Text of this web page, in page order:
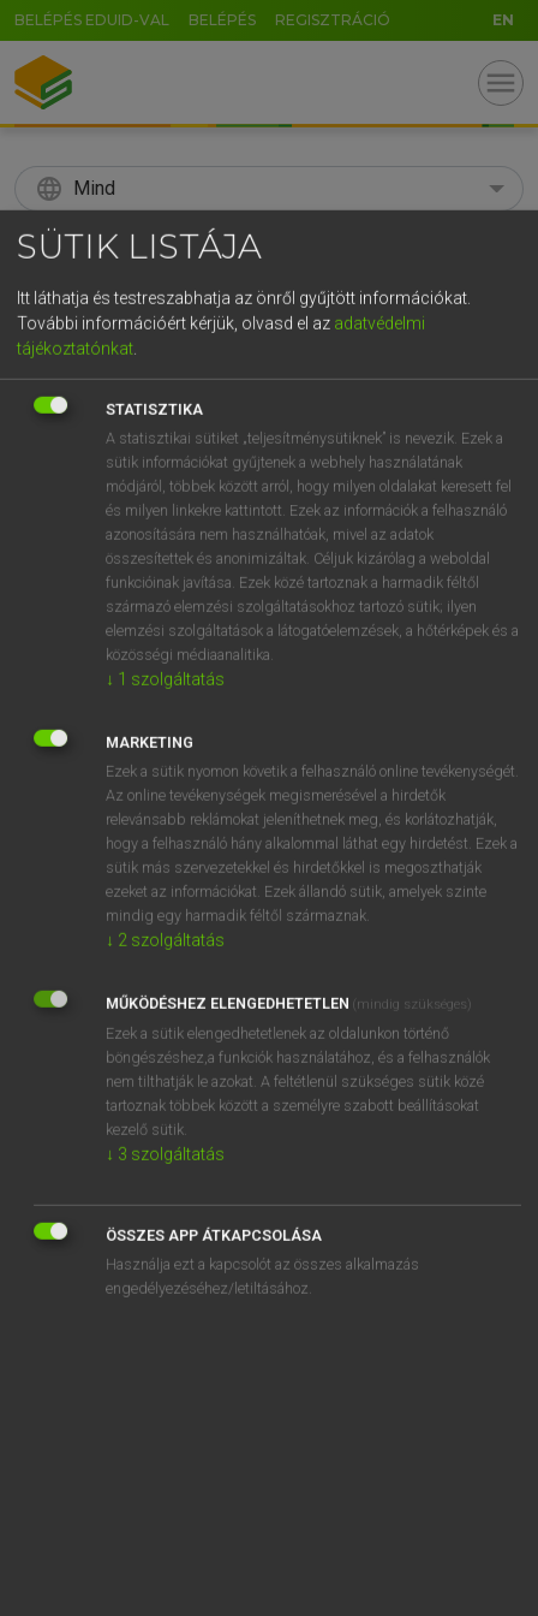
BELÉPÉS EDUID-VAL BELÉPÉS REGISZTRÁCIÓ EN
menu
language Mind
search
KERESÉS
Díjmentes angol szótár
tagdíjfizetésfn payment of
dues/subscription/membership fee
⚲ tagdíjfizetéskeresése szótárainkban
DÍJMENTES ANGOL SZÓTÁR
tagbaszakadt
tagdíjbeszedés
tagdíjfizetés
tagfelvétel
MICROSOFT OFFICE BŐVÍTMÉNY
BEÉPÜLŐ SZÓTÁRMODUL
ONLINE NYELVVIZSGA
SÜTIK LISTÁJA
Itt láthatja és testreszabhatja az önről gyűjtött információkat.
További információért kérjük, olvasd el az adatvédelmi
tájékoztatónkat
STATISZTIKA
A statisztikai sütiket „teljesítménysütiknek” is nevezik. Ezek a
sütik információkat gyűjtenek a webhely használatának
módjáról, többek között arról, hogy milyen oldalakat keresett fel
és milyen linkekre kattintott. Ezek az információk a felhasználó
azonosítására nem használhatóak, mivel az adatok
összesítettek és anonimizáltak. Céljuk kizárólag a weboldal
funkcióinak javítása. Ezek közé tartoznak a harmadik féltől
származó elemzési szolgáltatásokhoz tartozó sütik; ilyen
elemzési szolgáltatások a látogatóelemzések, a hőtérképek és a
közösségi médiaanalitika.
↓ 1 szolgáltatás
MARKETING
Ezek a sütik nyomon követik a felhasználó online tevékenységét.
Az online tevékenységek megismerésével a hirdetők
relevánsabb reklámokat jeleníthetnek meg, és korlátozhatják,
hogy a felhasználó hány alkalommal láthat egy hirdetést. Ezek a
sütik más szervezetekkel és hirdetőkkel is megoszthatják
ezeket az információkat. Ezek állandó sütik, amelyek szinte
mindig egy harmadik féltől származnak.
↓ 2 szolgáltatás
MŰKÖDÉSHEZ ELENGEDHETETLEN (mindig szükséges)
Ezek a sütik elengedhetetlenek az oldalunkon történő
böngészéshez,a funkciók használatához, és a felhasználók
nem tilthatják le azokat. A feltétlenül szükséges sütik közé
tartoznak többek között a személyre szabott beállításokat
kezelő sütik.
↓ 3 szolgáltatás
ÖSSZES APP ÁTKAPCSOLÁSA
Használja ezt a kapcsolót az összes alkalmazás
engedélyezéséhez/letiltásához.
GR
5 6 7 8 9 ö ü ó
r t z u i o p ő ú
k l ű
n m , . - AltGr